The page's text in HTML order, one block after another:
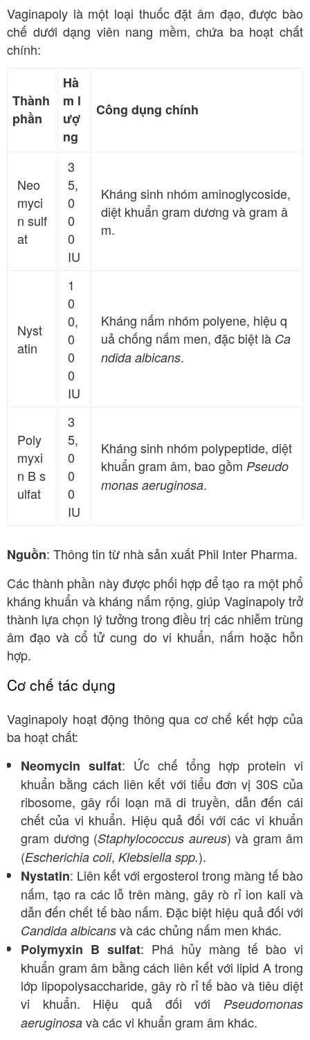
Vaginapoly là một loại thuốc đặt âm đạo, được bào
chế dưới dạng viên nang mềm, chứa ba hoạt chất
chính:
Thành
phần
Hà
m l
ượ
ng
Công dụng chính
Neo
myci
n sulf
at
3
5,
0
0
0
IU
Kháng sinh nhóm aminoglycoside,
diệt khuẩn gram dương và gram â
m.
Nyst
atin
1
0
0,
0
0
0
IU
Kháng nấm nhóm polyene, hiệu q
uả chống nấm men, đặc biệt là Ca
ndida albicans.
Poly
myxi
n B s
ulfat
3
5,
0
0
0
IU
Kháng sinh nhóm polypeptide, diệt
khuẩn gram âm, bao gồmPseudo
monas aeruginosa.
Nguồn: Thông tin từ nhà sản xuất Phil Inter Pharma.
Các thành phần này được phối hợp để tạo ra một phổ
kháng khuẩn và kháng nấm rộng, giúp Vaginapoly trở
thành lựa chọn lý tưởng trong điều trị các nhiễm trùng
âm đạo và cổ tử cung do vi khuẩn, nấm hoặc hỗn
hợp.
Cơ chế tác dụng
Vaginapoly hoạt động thông qua cơ chế kết hợp của
ba hoạt chất:
Neomycin sulfat: Ức chế tổng hợp protein vi
khuẩn bằng cách liên kết với tiểu đơn vị 30S của
ribosome, gây rối loạn mã di truyền, dẫn đến cái
chết của vi khuẩn. Hiệu quả đối với các vi khuẩn
gram dương (Staphylococcus aureus) và gram âm
(Escherichia coli, Klebsiella spp.).
Nystatin: Liên kết với ergosterol trong màng tế bào
nấm, tạo ra các lỗ trên màng, gây rò rỉ ion kali và
dẫn đến chết tế bào nấm. Đặc biệt hiệu quả đối với
Candida albicans và các chủng nấm men khác.
Polymyxin B sulfat: Phá hủy màng tế bào vi
khuẩn gram âm bằng cách liên kết với lipid A trong
lớp lipopolysaccharide, gây rò rỉ tế bào và tiêu diệt
vi khuẩn. Hiệu quả đối với Pseudomonas
aeruginosa và các vi khuẩn gram âm khác.